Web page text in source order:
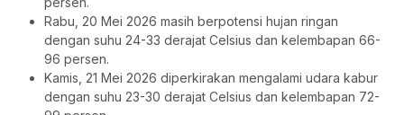
Rabu, 20 Mei 2026 masih berpotensi hujan ringan
dengan suhu 24-33 derajat Celsius dan kelembapan 66-
96 persen.
Kamis, 21 Mei 2026 diperkirakan mengalami udara kabur
dengan suhu 23-30 derajat Celsius dan kelembapan 72-